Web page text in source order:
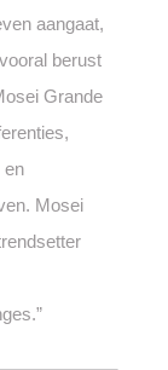
aangaat,
berust
Grande
en
Mosei